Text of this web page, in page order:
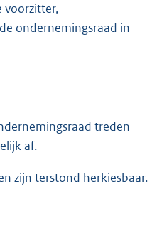
voorzitter,
ondernemingsraad in
treden
af.
zijn terstond herkiesbaar.